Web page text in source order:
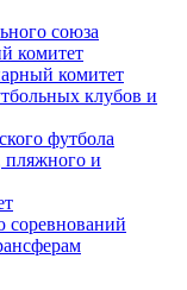
союза
комитет
комитет
клубов и
футбола
пляжного и
соревнований